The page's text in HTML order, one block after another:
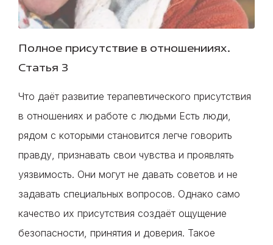
Полное присутствие в отношенииях.
Статья 3
Что даёт развитие терапевтического присутствия
в отношениях и работе с людьми Есть люди,
рядом с которыми становится легче говорить
правду, признавать свои чувства и проявлять
уязвимость. Они могут не давать советов и не
задавать специальных вопросов. Однако само
качество их присутствия создаёт ощущение
безопасности, принятия и доверия. Такое